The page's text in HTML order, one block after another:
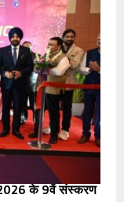
2026 के 9वें संस्करण